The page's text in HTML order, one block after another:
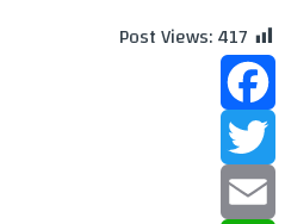
Post Views:417
Facebook
Twitter